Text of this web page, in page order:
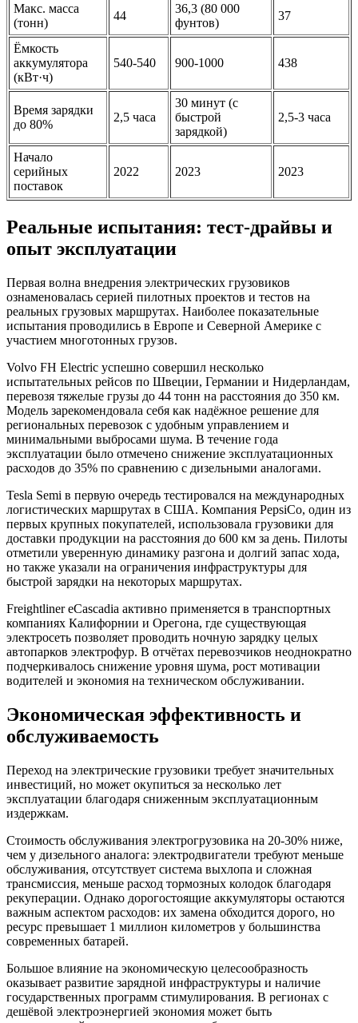
Макс. масса
(тонн)
44
36,3 (80 000
фунтов)
37
Ёмкость
аккумулятора
(кВт·ч)
540-540 900-1000 438
Время зарядки
до 80%
2,5 часа
30 минут (с
быстрой
зарядкой)
2,5-3 часа
Начало
серийных
поставок
2022 2023 2023
Реальные испытания: тест-драйвы и
опыт эксплуатации
Первая волна внедрения электрических грузовиков
ознаменовалась серией пилотных проектов и тестов на
реальных грузовых маршрутах. Наиболее показательные
испытания проводились в Европе и Северной Америке с
участием многотонных грузов.
Volvo FH Electric успешно совершил несколько
испытательных рейсов по Швеции, Германии и Нидерландам,
перевозя тяжелые грузы до 44 тонн на расстояния до 350 км.
Модель зарекомендовала себя как надёжное решение для
региональных перевозок с удобным управлением и
минимальными выбросами шума. В течение года
эксплуатации было отмечено снижение эксплуатационных
расходов до 35% по сравнению с дизельными аналогами.
Tesla Semi в первую очередь тестировался на международных
логистических маршрутах в США. Компания PepsiCo, один из
первых крупных покупателей, использовала грузовики для
доставки продукции на расстояния до 600 км за день. Пилоты
отметили уверенную динамику разгона и долгий запас хода,
но также указали на ограничения инфраструктуры для
быстрой зарядки на некоторых маршрутах.
Freightliner eCascadia активно применяется в транспортных
компаниях Калифорнии и Орегона, где существующая
электросеть позволяет проводить ночную зарядку целых
автопарков электрофур. В отчётах перевозчиков неоднократно
подчеркивалось снижение уровня шума, рост мотивации
водителей и экономия на техническом обслуживании.
Экономическая эффективность и
обслуживаемость
Переход на электрические грузовики требует значительных
инвестиций, но может окупиться за несколько лет
эксплуатации благодаря сниженным эксплуатационным
издержкам.
Стоимость обслуживания электрогрузовика на 20-30% ниже,
чем у дизельного аналога: электродвигатели требуют меньше
обслуживания, отсутствует система выхлопа и сложная
трансмиссия, меньше расход тормозных колодок благодаря
рекуперации. Однако дорогостоящие аккумуляторы остаются
важным аспектом расходов: их замена обходится дорого, но
ресурс превышает 1 миллион километров у большинства
современных батарей.
Большое влияние на экономическую целесообразность
оказывает развитие зарядной инфраструктуры и наличие
государственных программ стимулирования. В регионах с
дешёвой электроэнергией экономия может быть